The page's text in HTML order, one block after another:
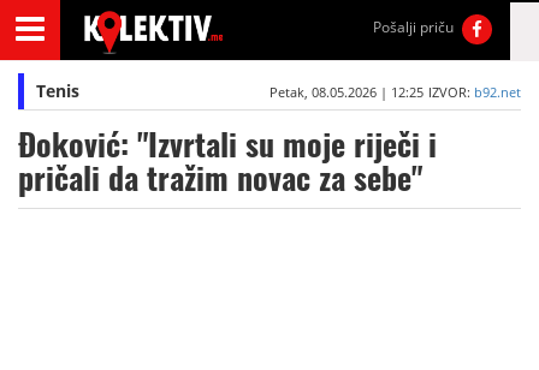
Pošalji priču
Tenis Petak, 08.05.2026 | 12:25 IZVOR: b92.net
Đoković: "Izvrtali su moje riječi i
pričali da tražim novac za sebe"